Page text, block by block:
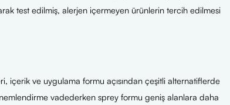
test edilmiş, alerjen içermeyen ürünlerin tercih edilmesi
içerik ve uygulama formu açısından çeşitli alternatiflerde
vadederken sprey formu geniş alanlara daha